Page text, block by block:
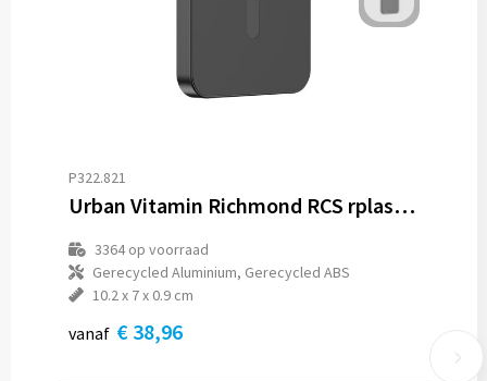
P322.821
Urban Vitamin Richmond RCS rplastic/alu 5000 mAh powerbank
3364op voorraad
Gerecycled Aluminium, Gerecycled ABS
10.2 x 7 x 0.9 cm
vanaf € 38,96